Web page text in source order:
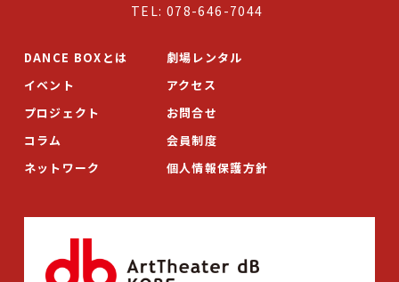
TEL: 078-646-7044
DANCE BOXとは
イベント
プロジェクト
コラム
ネットワーク
劇場レンタル
アクセス
お問合せ
会員制度
個人情報保護方針